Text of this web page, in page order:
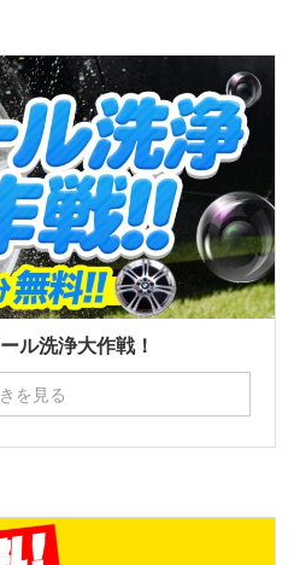
ル洗浄大作戦！
を見る